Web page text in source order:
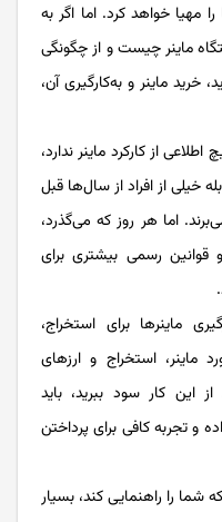
مهیا خواهد کرد. اما اگر به
ماینر چیست و از چگونگی
خرید ماینر و به‌کارگیری آن،
از کارکرد ماینر ندارد،‌
خیلی از افراد از سال‌ها قبل
اما هر روز که می‌گذرد،
قوانین رسمی بیشتری برای
ماینرها برای استخراج،
استخراج و ارزهای
این کار سود ببرید، باید
و تجربه کافی برای پرداختن
شما را راهنمایی کند، بسیار